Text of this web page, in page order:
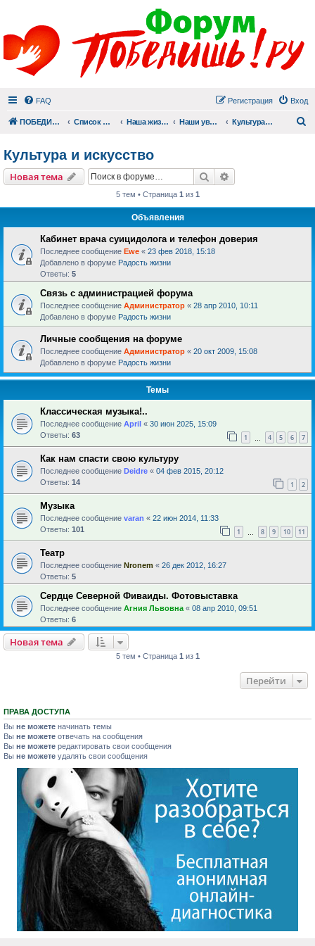
FAQ Вход
Регистрация
ПОБЕДИШЬ.РУ Список форумов Наша жизнь (не всё же о суициде!) Наши увлечения Культура и искусство
Культура и искусство
Новая тема Поиск
5 тем • Страница 1 из 1
Объявления
Кабинет врача суицидолога и телефон доверия
Последнее сообщение Ewe « 23 фев 2018, 15:18
Добавлено в форуме Радость жизни
Ответы: 5
Связь с администрацией форума
Последнее сообщение Администратор « 28 апр 2010, 10:11
Добавлено в форуме Радость жизни
Личные сообщения на форуме
Последнее сообщение Администратор « 20 окт 2009, 15:08
Добавлено в форуме Радость жизни
Темы
Классическая музыка!..
Последнее сообщение April « 30 июн 2025, 15:09
Ответы: 63 1 4 5 6 7
Как нам спасти свою культуру
Последнее сообщение Deidre « 04 фев 2015, 20:12
Ответы: 14 1 2
Музыка
Последнее сообщение varan « 22 июн 2014, 11:33
Ответы: 101 1 8 9 10 11
Театр
Последнее сообщение Nronem « 26 дек 2012, 16:27
Ответы: 5
Сердце Северной Фиваиды. Фотовыставка
Последнее сообщение Агния Львовна « 08 апр 2010, 09:51
Ответы: 6
Новая тема
5 тем • Страница 1 из 1
Перейти
ПРАВА ДОСТУПА
Вы не можете начинать темы
Вы не можете отвечать на сообщения
Вы не можете редактировать свои сообщения
Вы не можете удалять свои сообщения